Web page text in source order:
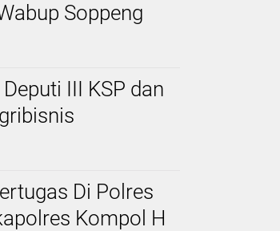
Soppeng
III KSP dan
Di Polres
Kompol H